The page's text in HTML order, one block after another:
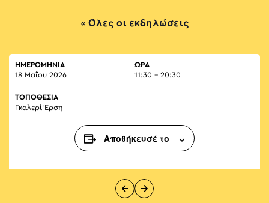
« Όλες οι εκδηλώσεις
ΗΜΕΡΟΜΗΝΙΑ
18 Μαΐου 2026
ΏΡΑ
11:30 - 20:30
ΤΟΠΟΘΕΣΙΑ
Γκαλερί Έρση
Αποθήκευσέ το